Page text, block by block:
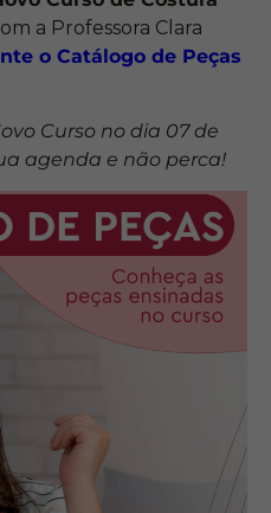
a Professora Clara
o Catálogo de Peças
Curso no dia 07 de
agenda e não perca!